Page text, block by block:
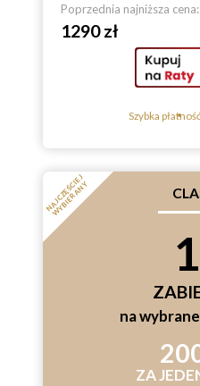
Poprzednia najniższa cena:
1290 zł
Szybka płatność
N
A
J
C
Z
Ę
Ś
C
I
E
J
W
Y
B
I
E
R
A
N
Y
na
ZA